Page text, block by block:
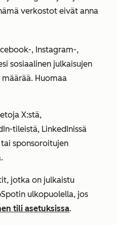
verkostot eivät anna
, Instagram-,
sosiaalinen julkaisujen
Huomaa
X:stä,
tileistä, LinkedInissä
sponsoroitujen
jotka on julkaistu
ulkopuolella, jos
tili asetuksissa.